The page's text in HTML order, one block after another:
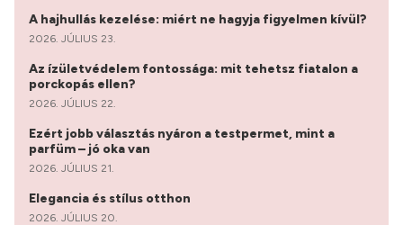
A hajhullás kezelése: miért ne hagyja figyelmen kívül?
2026. JÚLIUS 23.
Az ízületvédelem fontossága: mit tehetsz fiatalon a
porckopás ellen?
2026. JÚLIUS 22.
Ezért jobb választás nyáron a testpermet, mint a
parfüm – jó oka van
2026. JÚLIUS 21.
Elegancia és stílus otthon
2026. JÚLIUS 20.